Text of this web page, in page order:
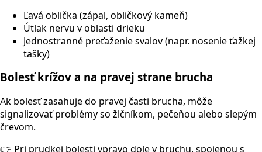
Ľavá oblička (zápal, obličkový kameň)
Útlak nervu v oblasti drieku
Jednostranné preťaženie svalov (napr. nosenie ťažkej
tašky)
Bolesť krížov a na pravej strane brucha
Ak bolesť zasahuje do pravej časti brucha, môže
signalizovať problémy so žlčníkom, pečeňou alebo slepým
črevom.
👉 Pri prudkej bolesti vpravo dole v bruchu, spojenou s